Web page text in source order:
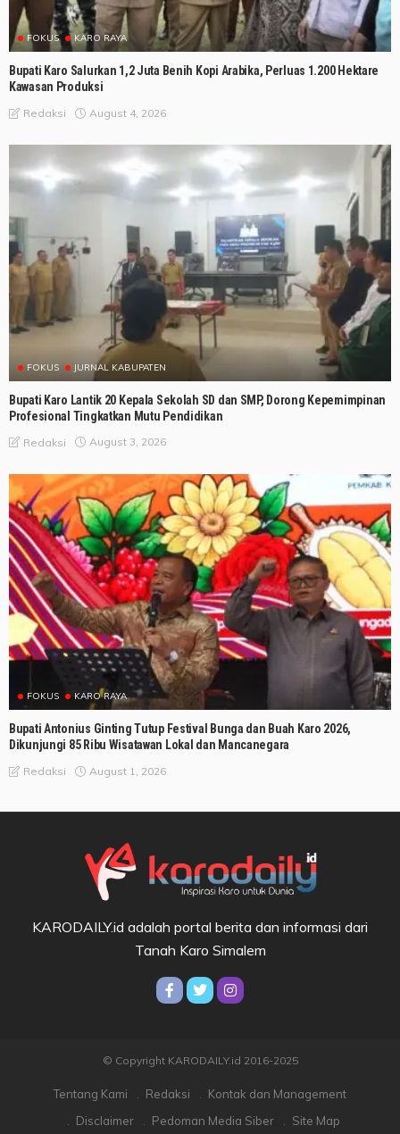
FOKUS KARO RAYA
Bupati Karo Salurkan 1,2 Juta Benih Kopi Arabika, Perluas 1.200 Hektare
Kawasan Produksi
Redaksi August 4, 2026
FOKUS JURNAL KABUPATEN
Bupati Karo Lantik 20 Kepala Sekolah SD dan SMP, Dorong Kepemimpinan
Profesional Tingkatkan Mutu Pendidikan
Redaksi August 3, 2026
FOKUS KARO RAYA
Bupati Antonius Ginting Tutup Festival Bunga dan Buah Karo 2026,
Dikunjungi 85 Ribu Wisatawan Lokal dan Mancanegara
Redaksi August 1, 2026
KARODAILY.id adalah portal berita dan informasi dari
Tanah Karo Simalem
© Copyright KARODAILY.id 2016-2025
Tentang Kami Redaksi
Kontak dan Management
Disclaimer
Pedoman Media Siber Site Map